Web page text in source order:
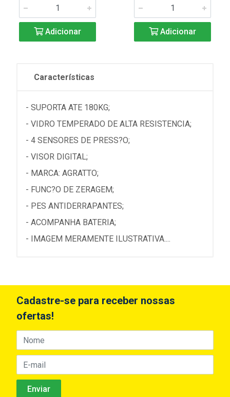
Adicionar Adicionar
Características
- SUPORTA ATE 180KG;
- VIDRO TEMPERADO DE ALTA RESISTENCIA;
- 4 SENSORES DE PRESS?O;
- VISOR DIGITAL;
- MARCA: AGRATTO;
- FUNC?O DE ZERAGEM;
- PES ANTIDERRAPANTES;
- ACOMPANHA BATERIA;
- IMAGEM MERAMENTE ILUSTRATIVA....
Cadastre-se para receber nossas
ofertas!